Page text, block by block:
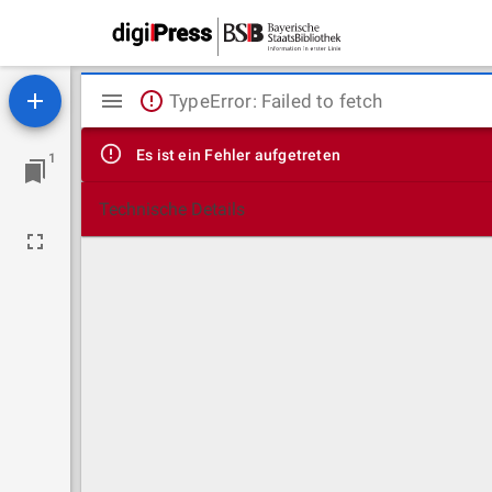
1
Mirador
Viewer
TypeError: Failed to fetch
Es ist ein Fehler aufgetreten
Technische Details